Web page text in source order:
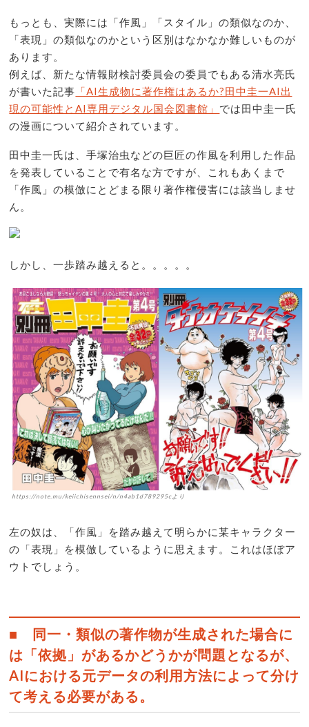
もっとも、実際には「作風」「スタイル」の類似なのか、
「表現」の類似なのかという区別はなかなか難しいものが
あります。
例えば、新たな情報財検討委員会の委員でもある清水亮氏
が書いた記事 「AI生成物に著作権はあるか?田中圭一AI出
現の可能性とAI専用デジタル国会図書館」 では田中圭一氏
の漫画について紹介されています。
田中圭一氏は、手塚治虫などの巨匠の作風を利用した作品
を発表していることで有名な方ですが、これもあくまで
「作風」の模倣にとどまる限り著作権侵害には該当しませ
ん。
しかし、一歩踏み越えると。。。。。
https://note.mu/keiichisennsei/n/n4ab1d789295cより
左の奴は、「作風」を踏み越えて明らかに某キャラクター
の「表現」を模倣しているように思えます。これはほぼア
ウトでしょう。
■ 同一・類似の著作物が生成された場合に
は「依拠」があるかどうかが問題となるが、
AIにおける元データの利用方法によって分け
て考える必要がある。